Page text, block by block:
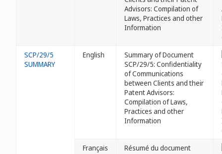
Advisors: Compilation of
Laws, Practices and other
Information
SCP/29/5
SUMMARY
English
Summary of Document
SCP/29/5: Confidentiality
of Communications
between Clients and their
Patent Advisors:
Compilation of Laws,
Practices and other
Information
Français
Résumé du document